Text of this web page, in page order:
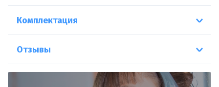
Комплектация
Отзывы